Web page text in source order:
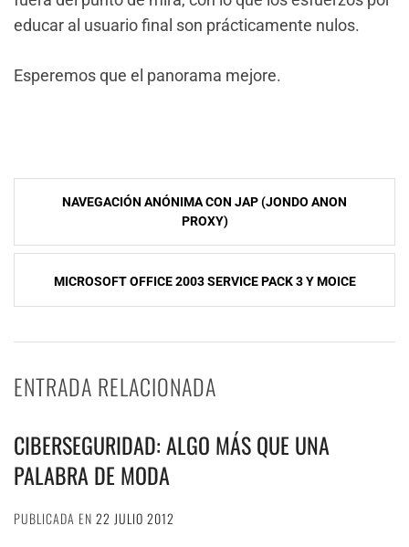
educar al usuario final son prácticamente nulos.
Esperemos que el panorama mejore.
NavegaciÃ³n
entradas
NAVEGACIÓN ANÓNIMA CON JAP (JONDO ANON
PROXY)
MICROSOFT OFFICE 2003 SERVICE PACK 3 Y MOICE
ENTRADA RELACIONADA
CIBERSEGURIDAD: ALGO MÁS QUE UNA
PALABRA DE MODA
PUBLICADA EN 22 JULIO 2012